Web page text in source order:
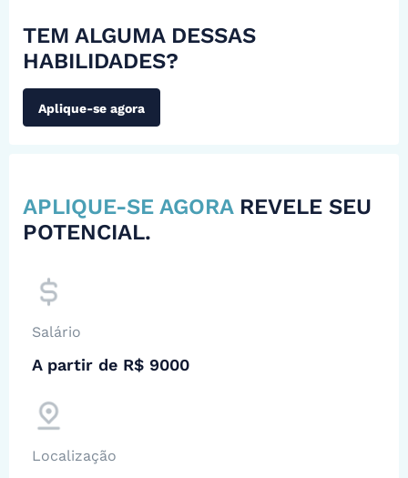
TEM ALGUMA DESSAS
HABILIDADES?
Aplique-se agora
APLIQUE-SE AGORA REVELE SEU
POTENCIAL.
Salário
A partir de R$ 9000
Localização